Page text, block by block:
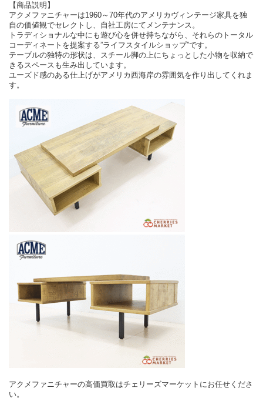
【商品説明】
アクメファニチャーは1960～70年代のアメリカヴィンテージ家具を独
自の価値観でセレクトし、自社工房にてメンテナンス。
トラディショナルな中にも遊び心を併せ持ちながら、それらのトータル
コーディネートを提案する”ライフスタイルショップ”です。
テーブルの独特の形状は、スチール脚の上にちょっとした小物を収納で
きるスペースも生み出しています。
ユーズド感のある仕上げがアメリカ西海岸の雰囲気を作り出してくれま
す。
アクメファニチャーの高価買取はチェリーズマーケットにお任せくださ
い。